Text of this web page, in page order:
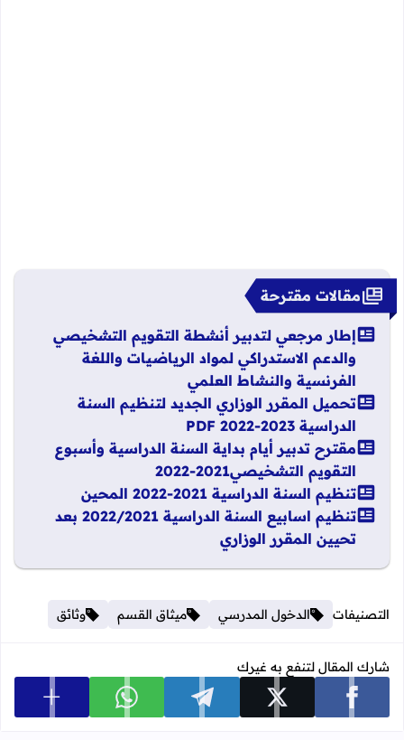
مقالات مقترحة
إطار مرجعي لتدبير أنشطة التقويم التشخيصي
والدعم الاستدراكي لمواد الرياضيات واللغة
الفرنسية والنشاط العلمي
تحميل المقرر الوزاري الجديد لتنظيم السنة
الدراسية 2023-2022 PDF
مقترح تدبير أيام بداية السنة الدراسية وأسبوع
التقويم التشخيصي2021-2022
تنظيم السنة الدراسية 2021-2022 المحين
تنظيم اسابيع السنة الدراسية 2022/2021 بعد
تحيين المقرر الوزاري
التصنيفات الدخول المدرسي ميثاق القسم وثائق
شارك المقال لتنفع به غيرك
شارك على facebook شارك على x شارك على telegram شارك على whatsapp عرض